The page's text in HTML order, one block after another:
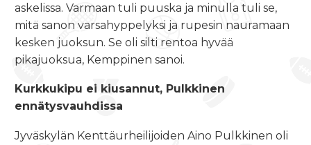
askelissa. Varmaan tuli puuska ja minulla tuli se,
mitä sanon varsahyppelyksi ja rupesin nauramaan
kesken juoksun. Se oli silti rentoa hyvää
pikajuoksua, Kemppinen sanoi.
Kurkkukipu ei kiusannut, Pulkkinen
ennätysvauhdissa
Jyväskylän Kenttäurheilijoiden Aino Pulkkinen oli